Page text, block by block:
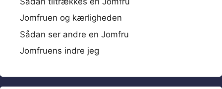
Jomfruen og kærligheden
Sådan ser andre en Jomfru
Jomfruens indre jeg